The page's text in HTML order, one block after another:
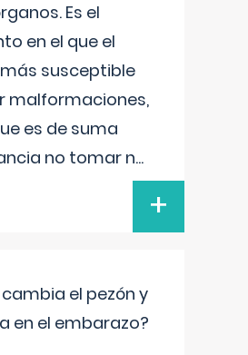
Es el
en el que el
susceptible
malformaciones,
es de suma
no tomar n...
+
el pezón y
en el embarazo?